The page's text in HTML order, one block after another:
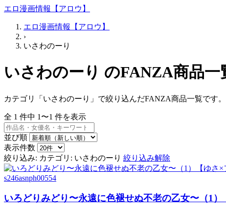
エロ漫画情報【アロウ】
エロ漫画情報【アロウ】
›
いさわのーり
いさわのーり のFANZA商品一
カテゴリ「いさわのーり」で絞り込んだFANZA商品一覧です。
全 1 件中 1〜1 件を表示
並び順
表示件数
絞り込み: カテゴリ: いさわのーり 絞り込み解除
s246asnph00554
いろどりみどり〜永遠に色褪せぬ不老の乙女〜（1